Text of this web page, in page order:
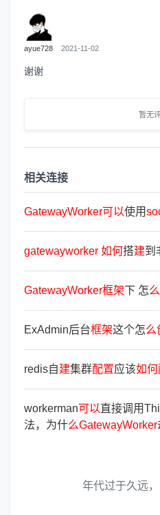
ayue728 2021-11-02
谢谢
暂无
相关连接
GatewayWorker可以使用
gatewayworker 如何搭建到
GatewayWorker框架下 怎么
ExAdmin后台框架这个怎么
redis自建集群配置应该如何
workerman可以直接调用
法，为什么GatewayWorker
年代过于久远